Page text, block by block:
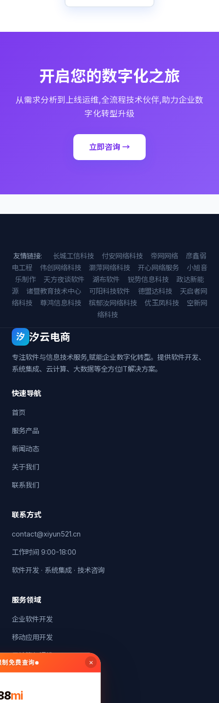
开启您的数字化之旅
从需求分析到上线运维,全流程技术伙伴,助力企业数
字化转型升级
立即咨询 →
友情链接: 长城工信科技 付安网络科技 帝网网络
彦鑫弱
电工程
伟创网络科技 灏萍网络科技 开心网络服务
小旭音
乐制作
天方夜谈软件 湖布软件 锐势信息科技
政达新能
源
诸暨教育技术中心 可阳科技软件 德盟达科技
天启者网
络科技
尊鸿信息科技 槟郁汝网络科技 优玉凤科技
空新网
络科技
汐 汐云电商
专注软件与信息技术服务,赋能企业数字化转型。提供软件开发、
系统集成、云计算、大数据等全方位IT解决方案。
快速导航
首页
服务产品
新闻动态
关于我们
联系我们
联系方式
contact@xiyun521.cn
工作时间 9:00-18:00
软件开发 · 系统集成 · 技术咨询
服务领域
企业软件开发
移动应用开发
云计算与运维
系统集成
×
免费查询
mi